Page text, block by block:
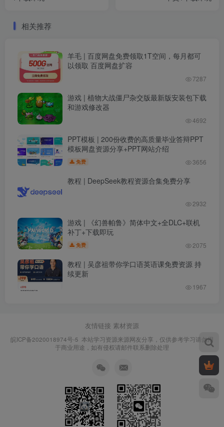
相关推荐
羊毛 | 百度网盘免费领取1T空间，每月都可
以领取 百度网盘扩容
7287
游戏 | 植物大战僵尸杂交版最新版安装包下载
和游戏修改器
4692
PPT模板 | 200份收费的高质量毕业答辩PPT
模板网盘资源分享+PPT网站介绍
免费 3656
教程 | DeepSeek教程资源合集免费分享
2932
游戏 | 《幻兽帕鲁》简体中文+全DLC+联机
补丁+下载即玩
免费 2075
教程 | 吴彦祖带你学口语英语课免费资源 持
续更新
1967
友情链接 素材资源
皖ICP备2020018974号-5 本站学习资源来源网友分享，仅供参考学习请勿用
于商业用途，如有侵权请邮件联系删除处理